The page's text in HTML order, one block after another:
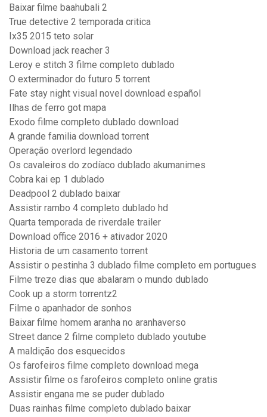
Baixar filme baahubali 2
True detective 2 temporada critica
Ix35 2015 teto solar
Download jack reacher 3
Leroy e stitch 3 filme completo dublado
O exterminador do futuro 5 torrent
Fate stay night visual novel download español
Ilhas de ferro got mapa
Exodo filme completo dublado download
A grande familia download torrent
Operação overlord legendado
Os cavaleiros do zodíaco dublado akumanimes
Cobra kai ep 1 dublado
Deadpool 2 dublado baixar
Assistir rambo 4 completo dublado hd
Quarta temporada de riverdale trailer
Download office 2016 + ativador 2020
Historia de um casamento torrent
Assistir o pestinha 3 dublado filme completo em portugues
Filme treze dias que abalaram o mundo dublado
Cook up a storm torrentz2
Filme o apanhador de sonhos
Baixar filme homem aranha no aranhaverso
Street dance 2 filme completo dublado youtube
A maldição dos esquecidos
Os farofeiros filme completo download mega
Assistir filme os farofeiros completo online gratis
Assistir engana me se puder dublado
Duas rainhas filme completo dublado baixar